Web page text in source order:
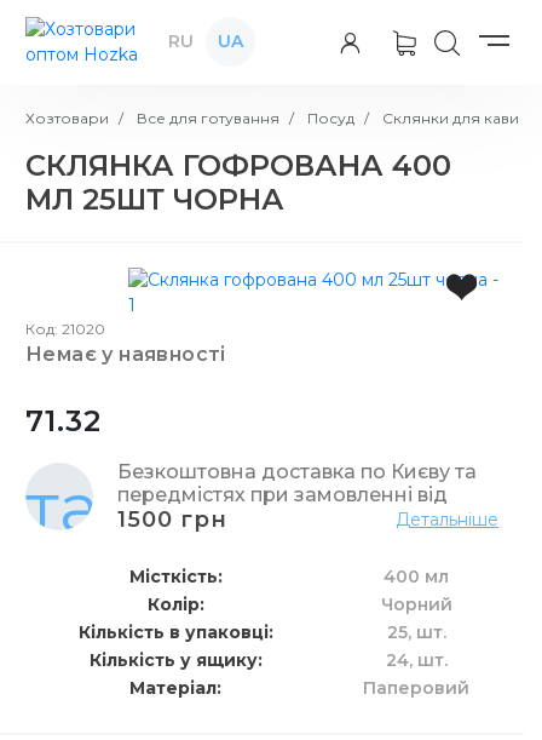
RU UA
Хозтовари Все для готування Посуд Склянки для кави
СКЛЯНКА ГОФРОВАНА 400
МЛ 25ШТ ЧОРНА
Код: 21020
немає у наявності
71.32
Безкоштовна доставка по Києву та
передмістях при замовленні від
1500 грн Детальніше
Місткість
400 мл
Колір
Чорний
Кількість в упаковці
25, шт.
Кількість у ящику
24, шт.
Матеріал
Паперовий